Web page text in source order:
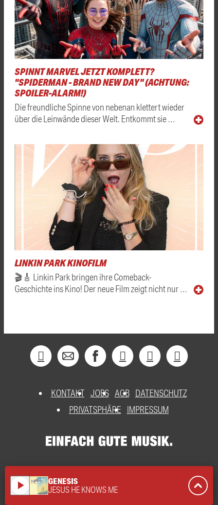
SPINNT MARVEL JETZT KOMPLETT?
"SPIDERMAN - BRAND NEW DAY" (ACHTUNG:
SPOILER-ALARM!)
Die freundliche Spinne von nebenan klettert wieder
über die Leinwände dieser Welt. Entkommt sie …
LINKIN PARK KINOFILM
🎬🎸 Linkin Park bringen ihre Comeback-
Geschichte ins Kino! Der neue Film zeigt nicht nur …
KONTAKT JOBS AGB DATENSCHUTZ
PRIVATSPHÄRE
IMPRESSUM
play_arrow GENESIS
JESUS HE KNOWS ME